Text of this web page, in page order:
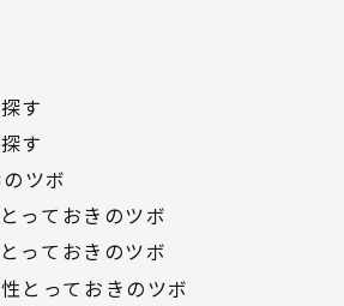
す
す
ツボ
っておきのツボ
っておきのツボ
とっておきのツボ